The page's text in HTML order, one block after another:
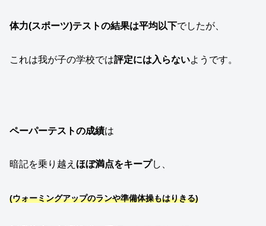
体力(スポーツ)テストの結果は平均以下でしたが、
これは我が子の学校では評定には入らないようです。
ペーパーテストの成績は
暗記を乗り越え ほぼ満点をキープし、
(ウォーミングアップのランや準備体操もはりきる)